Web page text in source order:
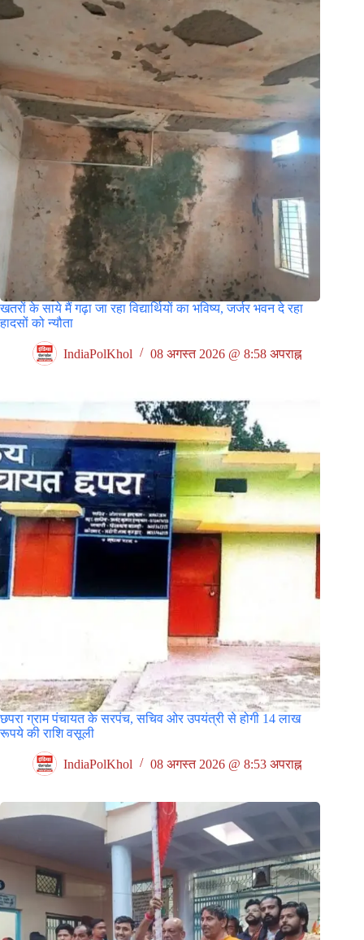
खतरों के साये मैं गढ़ा जा रहा विद्यार्थियों का भविष्य, जर्जर भवन दे रहा
हादसों को न्यौता
IndiaPolKhol 08 अगस्त 2026 @ 8:58 अपराह्न
छपरा ग्राम पंचायत के सरपंच, सचिव ओर उपयंत्री से होगी 14 लाख
रूपये की राशि वसूली
IndiaPolKhol 08 अगस्त 2026 @ 8:53 अपराह्न